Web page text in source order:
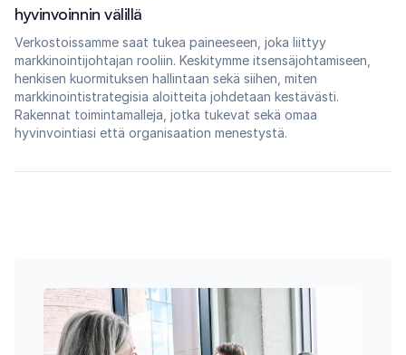
hyvinvoinnin välillä
Verkostoissamme saat tukea paineeseen, joka liittyy
markkinointijohtajan rooliin. Keskitymme itsensäjohtamiseen,
henkisen kuormituksen hallintaan sekä siihen, miten
markkinointistrategisia aloitteita johdetaan kestävästi.
Rakennat toimintamalleja, jotka tukevat sekä omaa
hyvinvointiasi että organisaation menestystä.